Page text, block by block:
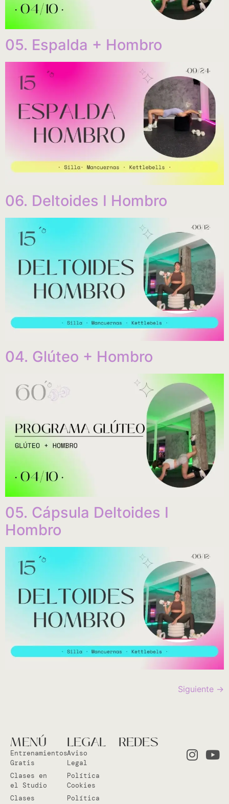
05. Espalda + Hombro
06. Deltoides I Hombro
04. Glúteo + Hombro
05. Cápsula Deltoides I
Hombro
Siguiente →
MENÚ
Entrenamientos
Gratis
Clases en
el Studio
Clases
LEGAL
Aviso
Legal
Política
Cookies
Política
REDES